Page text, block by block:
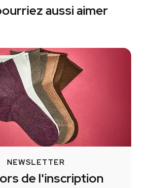
aussi aimer
NEWSLETTER
de l'inscription